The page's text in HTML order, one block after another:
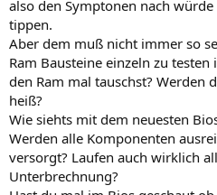
also den Symptonen nach
tippen.
Aber dem muß nicht immer so
Ram Bausteine einzeln zu
den Ram mal tauschst? Werden
heiß?
Wie siehts mit dem neuesten
Werden alle Komponenten
versorgt? Laufen auch wirklich
Unterbrechnung?